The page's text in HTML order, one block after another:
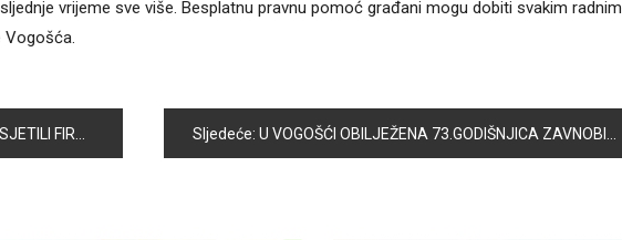
vrijeme sve više. Besplatnu pravnu pomoć građani mogu dobiti svakim radnim
Vogošća.
& OILS Sljedeće: U VOGOŠĆI OBILJEŽENA 73.GODIŠNJICA ZAVNOBIH-a I DAN DRŽAVNOSTI BIH